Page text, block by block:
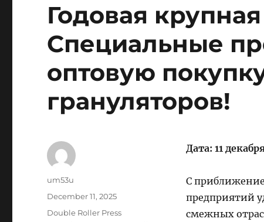
Годовая
Специальные
оптовую
грануляторов!
Дата: 11
С
предприятий
смежных
Author
um53u
Posted
December 11, 2025
Categories
Double Roller Press